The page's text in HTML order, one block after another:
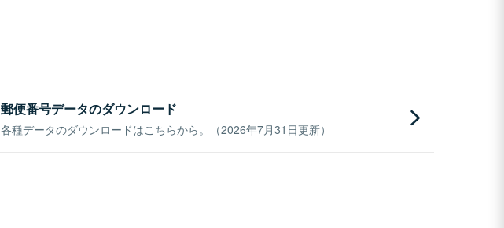
郵便番号データのダウンロード
各種データのダウンロードはこちらから。（2026年7月31日更新）